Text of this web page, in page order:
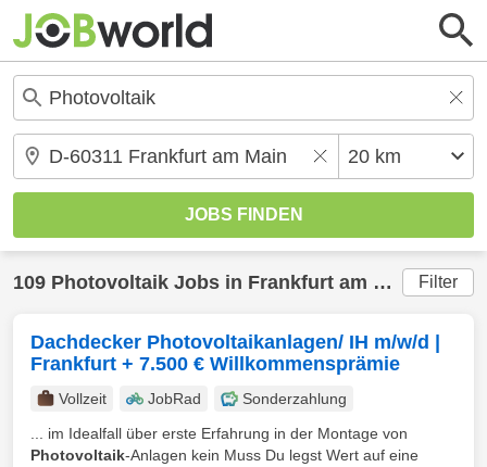
109 Photovoltaik Jobs in Frankfurt am Main (20
Filter
Dachdecker Photovoltaikanlagen/ IH m/w/d |
Frankfurt + 7.500 € Willkommensprämie
Vollzeit JobRad
Sonderzahlung
... im Idealfall über erste Erfahrung in der Montage von
Photovoltaik-Anlagen kein Muss Du legst Wert auf eine